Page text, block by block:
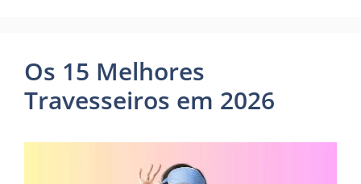
Os 15 Melhores
Travesseiros em 2026